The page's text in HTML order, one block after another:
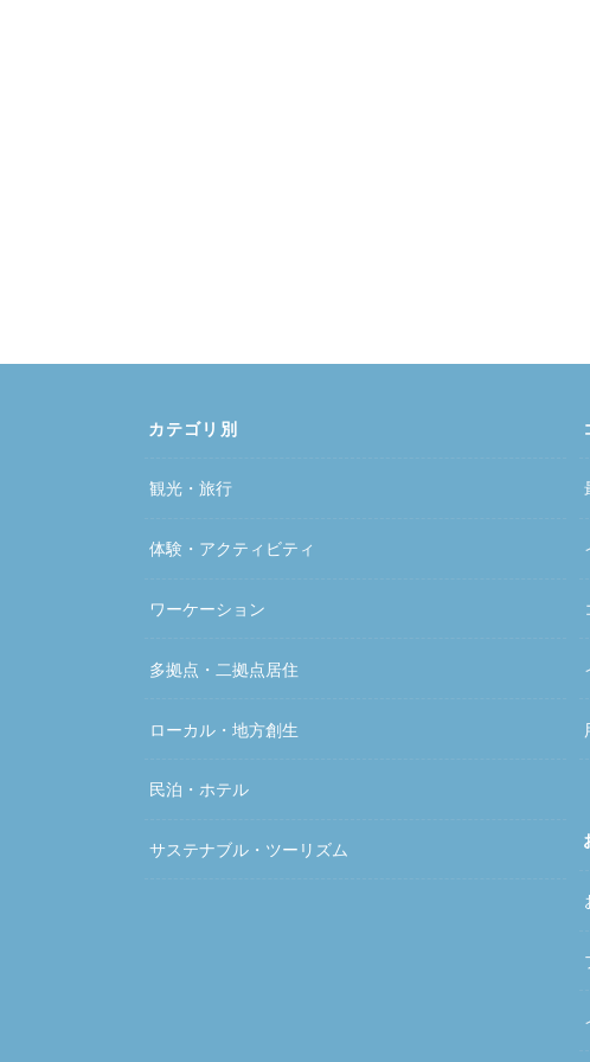
カテゴリ別
観光・旅行
体験・アクティビティ
ワーケーション
多拠点・二拠点居住
ローカル・地方創生
民泊・ホテル
サステナブル・ツーリズム